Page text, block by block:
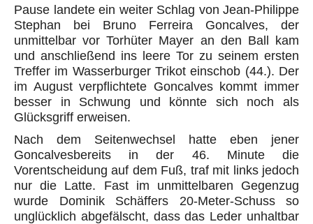
Pause landete ein weiter Schlag von Jean-Philippe
Stephan bei Bruno Ferreira Goncalves, der
unmittelbar vor Torhüter Mayer an den Ball kam
und anschließend ins leere Tor zu seinem ersten
Treffer im WasserburgerTrikot einschob (44.). Der
im August verpflichtete Goncalveskommt immer
besser in Schwung und könnte sich noch als
Glücksgriff erweisen.
Nach dem Seitenwechsel hatte eben jener
Goncalvesbereits in der 46. Minute die
Vorentscheidung auf dem Fuß, traf mit links jedoch
nur die Latte. Fast im unmittelbaren Gegenzug
wurde Dominik Schäffers 20-Meter-Schuss so
unglücklich abgefälscht, dass das Leder unhaltbar